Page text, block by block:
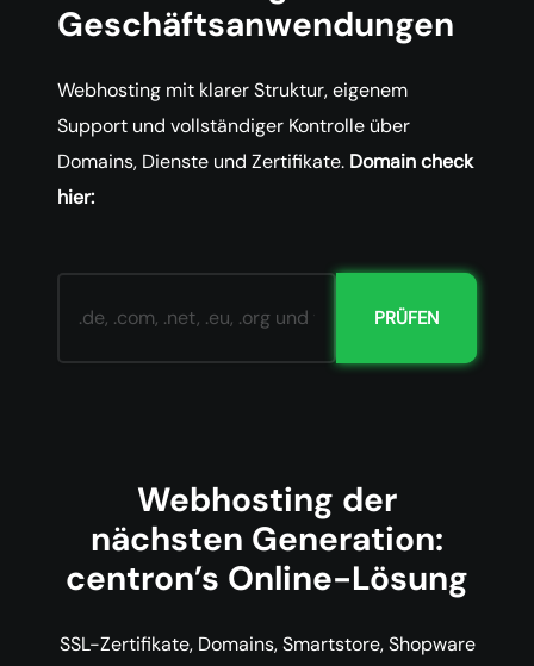
Geschäftsanwendungen
Webhosting mit klarer Struktur, eigenem
Support und vollständiger Kontrolle über
Domains, Dienste und Zertifikate. Domain check
hier:
PRÜFEN
Webhosting der
nächsten Generation:
centron’s Online-Lösung
SSL-Zertifikate, Domains, Smartstore, Shopware